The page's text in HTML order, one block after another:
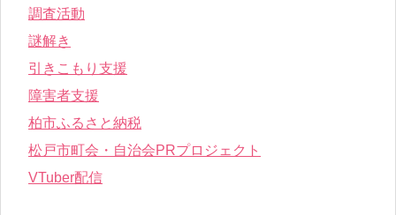
調査活動
謎解き
引きこもり支援
障害者支援
柏市ふるさと納税
松戸市町会・自治会PRプロジェクト
VTuber配信